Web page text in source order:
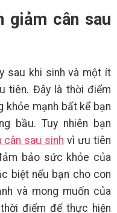
giảm cân sau
sau khi sinh và một ít
tiên. Đây là thời điểm
khỏe mạnh bất kể bạn
bầu. Tuy nhiên bạn
cân sau sinh vì ưu tiên
bảo sức khỏe của
biệt nếu bạn cho con
và mong muốn của
điểm để thực hiện